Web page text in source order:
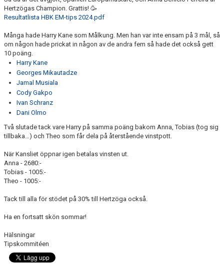
FRISPARKEN
MATCHER
KONTAKTER & LAG
FÖRENINGSDOKUMENT_GAMLA
SPONSORER
FÖRENINGSDOKUMENT
Hertzögas Champion. Grattis! 🥳
Resultatlista HBK EM-tips 2024.pdf
Många hade Harry Kane som Målkung. Men han var inte ensam på 3 mål, så
om någon hade prickat in någon av de andra fem så hade det också gett
10 poäng.
Harry Kane
Georges Mikautadze
Jamal Musiala
Cody Gakpo
Ivan Schranz
Dani Olmo
Två slutade tack vare Harry på samma poäng bakom Anna, Tobias (tog sig
tillbaka…) och Theo som får dela på återstående vinstpott.
När Kansliet öppnar igen betalas vinsten ut.
Anna - 2680:-
Tobias - 1005:-
Theo - 1005:-
Tack till alla för stödet på 30% till Hertzöga också.
Ha en fortsatt skön sommar!
Hälsningar
Tipskommitéen